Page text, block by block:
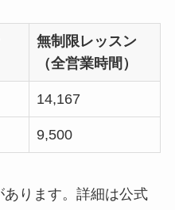
無制限レッスン
（全営業時間）
14,167
9,500
ります。詳細は公式